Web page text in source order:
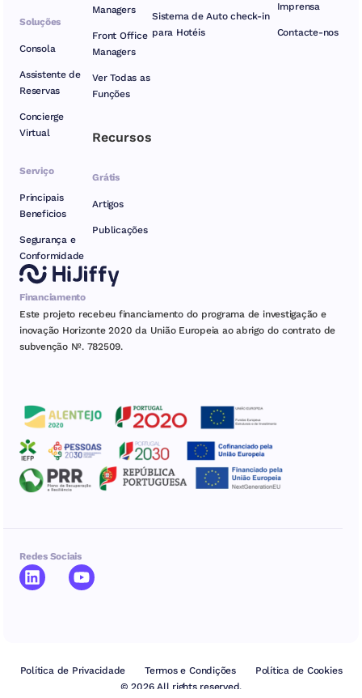
Financiamento
Este projeto recebeu financiamento do programa de investigação e
inovação Horizonte 2020 da União Europeia ao abrigo do contrato de
subvenção Nº. 782509.
Redes Sociais
Soluções
Consola
Assistente de
Reservas
Concierge
Virtual
Serviço
Principais
Beneficios
Segurança e
Conformidade
Managers
Front Office
Managers
Ver Todas as
Funções
Recursos
Grátis
Artigos
Publicações
Imprensa
Contacte-nos
Sistema de Auto check-in
para Hotéis
© 2026 All rights reserved.
Política de Privacidade Termos e Condições Política de Cookies